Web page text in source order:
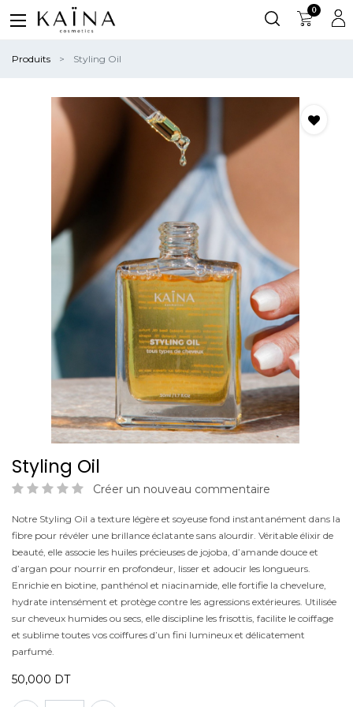
0
Produits Styling Oil
Styling Oil
Créer un nouveau commentaire
Notre Styling Oil a texture légère et soyeuse fond instantanément dans la
fibre pour révéler une brillance éclatante sans alourdir. Véritable élixir de
beauté, elle associe les huiles précieuses de jojoba, d’amande douce et
d’argan pour nourrir en profondeur, lisser et adoucir les longueurs.
Enrichie en biotine, panthénol et niacinamide, elle fortifie la chevelure,
hydrate intensément et protège contre les agressions extérieures. Utilisée
sur cheveux humides ou secs, elle discipline les frisottis, facilite le coiffage
et sublime toutes vos coiffures d’un fini lumineux et délicatement
parfumé.
50,000 DT